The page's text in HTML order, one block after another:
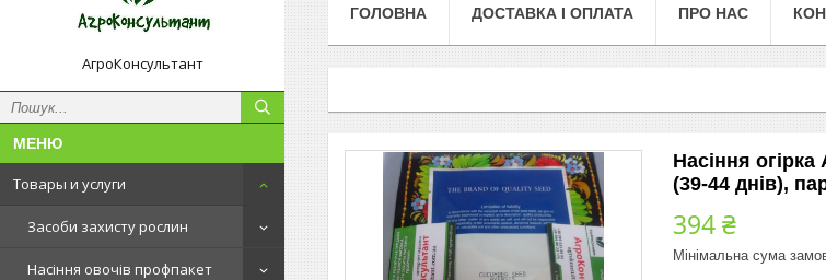
АгроКонсультант
Товары и услуги
Засоби захисту рослин
Насіння овочів профпакет
ГОЛОВНА ДОСТАВКА І ОПЛАТА ПРО НАС
Насіння
(39-44 днів),
394 ₴
Мінімальна сума